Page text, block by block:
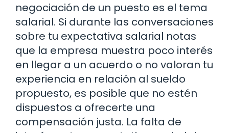
negociación de un puesto es el tema
salarial. Si durante las conversaciones
sobre tu expectativa salarial notas
que la empresa muestra poco interés
en llegar a un acuerdo o no valoran tu
experiencia en relación al sueldo
propuesto, es posible que no estén
dispuestos a ofrecerte una
compensación justa. La falta de